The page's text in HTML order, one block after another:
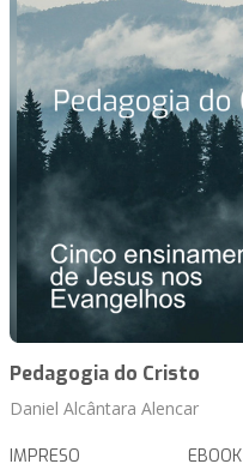
Pedagogia do Cristo
Daniel Alcântara Alencar
IMPRESO EBOOK